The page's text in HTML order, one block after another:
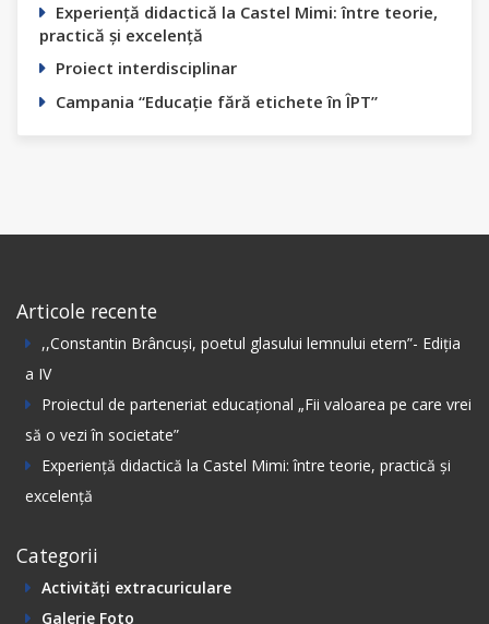
Experiență didactică la Castel Mimi: între teorie,
practică și excelență
Proiect interdisciplinar
Campania “Educație fără etichete în ÎPT”
Articole recente
,,Constantin Вrâncuși, poetul glasului lemnului etern”- Ediția
а IV
Proiectul de parteneriat educațional „Fii valoarea pe care vrei
să o vezi în societate”
Experiență didactică la Castel Mimi: între teorie, practică și
excelență
Categorii
Activități extracuriculare
Galerie Foto